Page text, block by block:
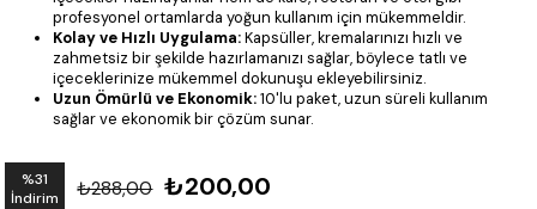
profesyonel ortamlarda yoğun kullanım için mükemmeldir.
Kolay ve Hızlı Uygulama:Kapsüller, kremalarınızı hızlı ve
zahmetsiz bir şekilde hazırlamanızı sağlar, böylece tatlı ve
içeceklerinize mükemmel dokunuşu ekleyebilirsiniz.
Uzun Ömürlü ve Ekonomik:10'lu paket, uzun süreli kullanım
sağlar ve ekonomik bir çözüm sunar.
%31
İndirim
₺288,00 ₺200,00